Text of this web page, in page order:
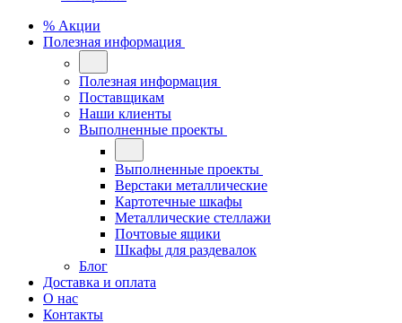
% Акции
Полезная информация
Полезная информация
Поставщикам
Наши клиенты
Выполненные проекты
Выполненные проекты
Верстаки металлические
Картотечные шкафы
Металлические стеллажи
Почтовые ящики
Шкафы для раздевалок
Блог
Доставка и оплата
О нас
Контакты